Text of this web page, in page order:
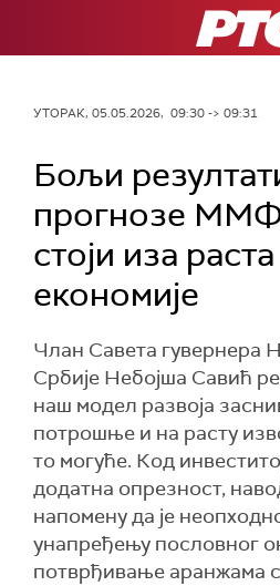
РТС
УТОРАК, 05.05.2026, 09:30 -> 09:31
Бољи
прогнозе
стоји иза
економије
Члан Савета гувернера
Србије Небојша Савић
наш модел развоја
потрошње и на расту
то могуће. Код
додатна опрезност,
напомену да је
унапређењу пословног
потврђивање